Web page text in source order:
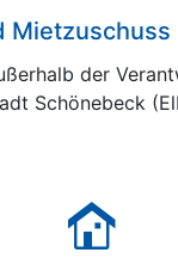
Mietzuschuss
der
Schönebeck